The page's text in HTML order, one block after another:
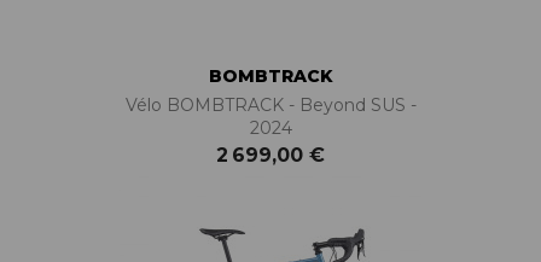
BOMBTRACK
Vélo BOMBTRACK - Beyond SUS -
2024
2 699,00 €